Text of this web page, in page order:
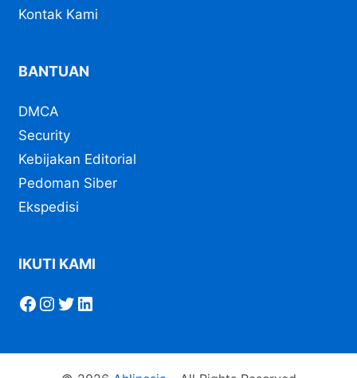
Kontak Kami
BANTUAN
DMCA
Security
Kebijakan Editorial
Pedoman Siber
Ekspedisi
IKUTI KAMI
Facebook
Instagram
Twitter
LinkedIn